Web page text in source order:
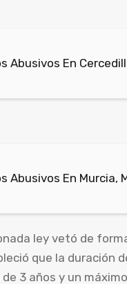
Abusivos En
Abusivos En Murcia,
ley vetó de
que la duración
3 años y un